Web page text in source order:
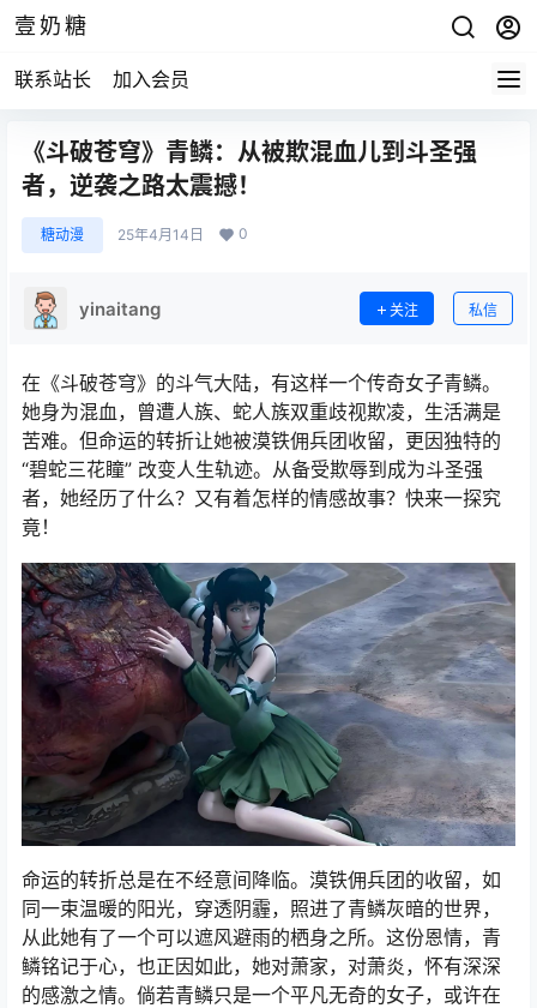
壹奶糖
联系站长 加入会员
《斗破苍穹》青鳞：从被欺混血儿到斗圣强
者，逆袭之路太震撼！
糖动漫 25年4月14日 0
yinaitang 关注 私信
在《斗破苍穹》的斗气大陆，有这样一个传奇女子青鳞。
她身为混血，曾遭人族、蛇人族双重歧视欺凌，生活满是
苦难。但命运的转折让她被漠铁佣兵团收留，更因独特的
“碧蛇三花瞳” 改变人生轨迹。从备受欺辱到成为斗圣强
者，她经历了什么？又有着怎样的情感故事？快来一探究
竟！
命运的转折总是在不经意间降临。漠铁佣兵团的收留，如
同一束温暖的阳光，穿透阴霾，照进了青鳞灰暗的世界，
从此她有了一个可以遮风避雨的栖身之所。这份恩情，青
鳞铭记于心，也正因如此，她对萧家，对萧炎，怀有深深
的感激之情。倘若青鳞只是一个平凡无奇的女子，或许在